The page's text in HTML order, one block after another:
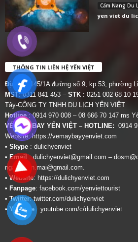
Cẩm Nang Du
yen viet du
THÔNG TIN LIÊN HỆ YẾN VIỆT
Địa chỉ: 145/1A đường số 9, kp 53, phường
MST: 0311 841 453 – STK : 0251 002 68 10
Tây-CÔNG TY TNHH DU LỊCH YẾN VIỆT
Hotline: 0914 970 008 – 08 666 70 147 ms
VÉ MÁY BAY YẾN VIỆT – HOTLINE: 0914
Website:https://vemaybayyenviet.com
• Skype : dulichyenviet
• Email :dulichyenviet@gmail.com –
ngan.phan.mai@gmail.com.
•Website: https://dulichyenviet.com
• Fanpage: facebook.com/yenviettourist
• Twitter:twitter.com/dulichyenviet
• Youtube : youtube.com/c/dulichyenviet